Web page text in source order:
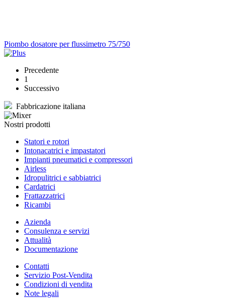
Piombo dosatore per flussimetro 75/750
Precedente
1
Successivo
Fabbricazione italiana
Nostri prodotti
Statori e rotori
Intonacatrici e impastatori
Impianti pneumatici e compressori
Airless
Idropulitrici e sabbiatrici
Cardatrici
Frattazzatrici
Ricambi
Azienda
Consulenza e servizi
Attualità
Documentazione
Contatti
Servizio Post-Vendita
Condizioni di vendita
Note legali